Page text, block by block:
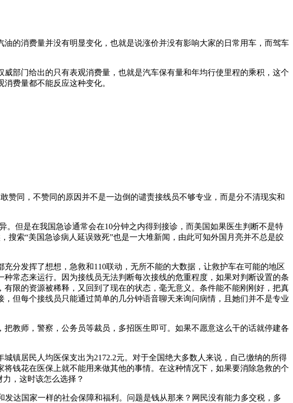
的消费量并没有明显变化，也就是说涨价并没有影响大家的日常用车，而驾车
部门给出的只有表观消费量，也就是汽车保有量和年均行使里程的乘积，这个
费量都不能反应这种变化。
赞同，不赞同的原因并不是一边倒的谴责接线员不够专业，而是分不清现实和
但是在我国急诊通常会在10分钟之内得到接诊，而美国如果医生判断不是特
索“美国急诊病人延误致死”也是一大堆新闻，由此可知外国月亮并不总是皎
分发挥了想想，急救和110联动，无所不能的大数据，让救护车在可能的地区
常态来运行。因为接线员无法判断每次接线的危重程度，如果对判断设置的条
限的资源被稀释，又回到了现在的状态，毫无意义。条件能不能刚刚好，把真
但每个接线员只能通过简单的几分钟语音聊天来询问病情，且她们并不是专业
教师，警察，公务员等裁员，多招医生即可。如果不愿意这么干的话就停建各
镇居民人均医保支出为2172.2元。对于全国绝大多数人来说，自己缴纳的所得
钱花在医保上就不能用来做其他的事情。在这种情况下，如果要消除急救的个
，这时该怎么选择？
达国家一样的社会保障和福利。问题是钱从那来？网民没有能力多交税，多